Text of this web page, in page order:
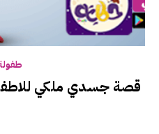
قصة جسدي ملكي